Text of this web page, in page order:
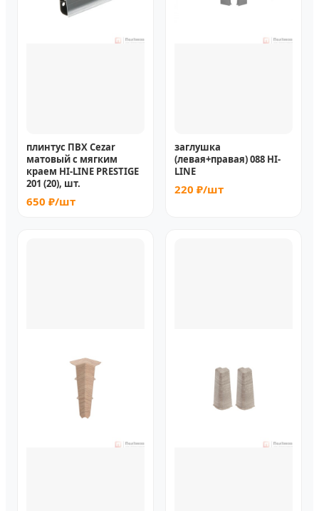
плинтус ПВХ Cezar
матовый с мягким
краем HI-LINE PRESTIGE
201 (20), шт.
650 ₽/шт
заглушка
(левая+правая) 088 HI-
LINE
220 ₽/шт